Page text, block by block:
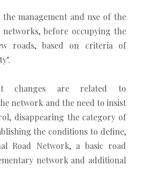
management and use of the
before occupying the
roads, based on criteria of
changes are related to
network and the need to insist
disappearing the category of
the conditions to define,
Road Network, a basic road
network and additional